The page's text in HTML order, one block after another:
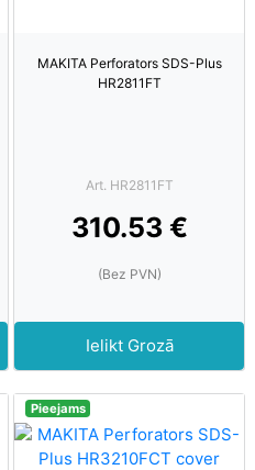
MAKITA Perforators SDS-Plus
HR2811FT
Art. HR2811FT
310.53 €
(Bez PVN)
Ielikt Grozā
Pieejams